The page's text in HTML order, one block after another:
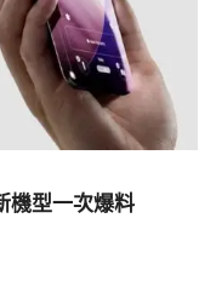
機型一次爆料